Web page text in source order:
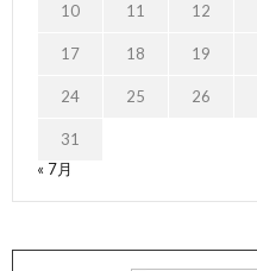
10 11 12
17 18 19
24 25 26
31
« 7月